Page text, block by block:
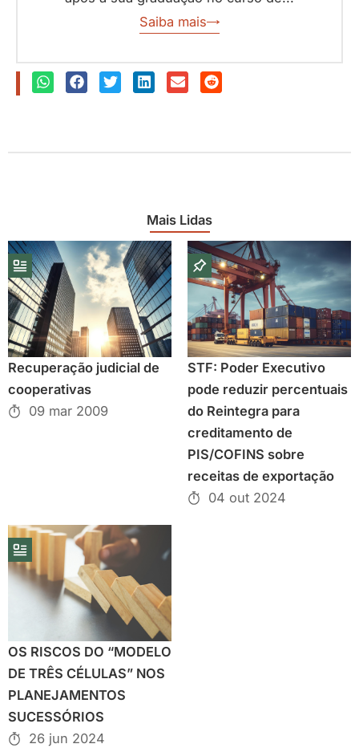
Saiba mais
Mais Lidas
Recuperação judicial de
cooperativas
09 mar 2009
STF: Poder Executivo
pode reduzir percentuais
do Reintegra para
creditamento de
PIS/COFINS sobre
receitas de exportação
04 out 2024
OS RISCOS DO “MODELO
DE TRÊS CÉLULAS” NOS
PLANEJAMENTOS
SUCESSÓRIOS
26 jun 2024